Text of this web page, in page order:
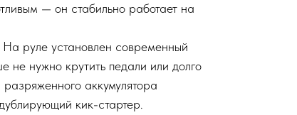
— он стабильно работает на
На руле установлен современный
не нужно крутить педали или долго
аккумулятора
кик-стартер.